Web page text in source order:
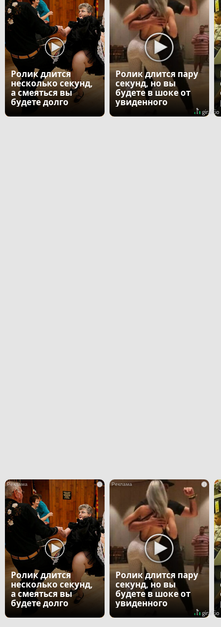
Ролик длится
несколько секунд,
а смеяться вы
будете долго
Ролик длится пару
секунд, но вы
будете в шоке от
увиденного
i
Ролик длится
несколько секунд,
а смеяться вы
будете долго
i
Ролик длится пару
секунд, но вы
будете в шоке от
увиденного